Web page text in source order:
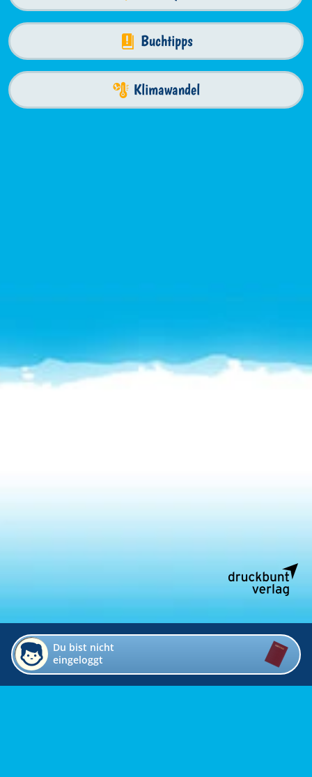
Buchtipps
Klimawandel
Du bist nicht
eingeloggt